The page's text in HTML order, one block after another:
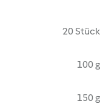
20 Stück
100 g
150 g